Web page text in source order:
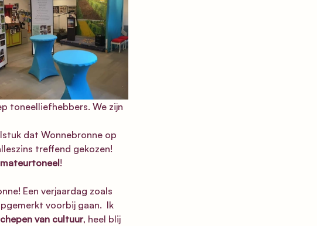
toneelliefhebbers. We zijn
dat Wonnebronne op
treffend gekozen!
!
Een verjaardag zoals
voorbij gaan.  Ik
van cultuur, heel blij